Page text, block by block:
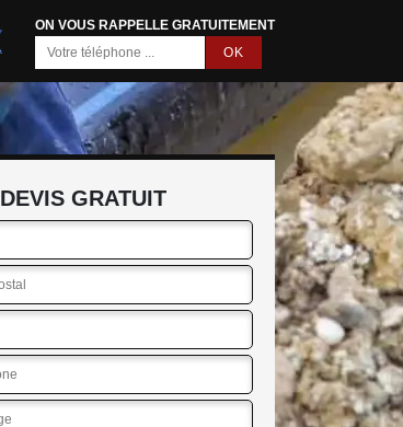
ON VOUS RAPPELLE GRATUITEMENT
DEVIS GRATUIT